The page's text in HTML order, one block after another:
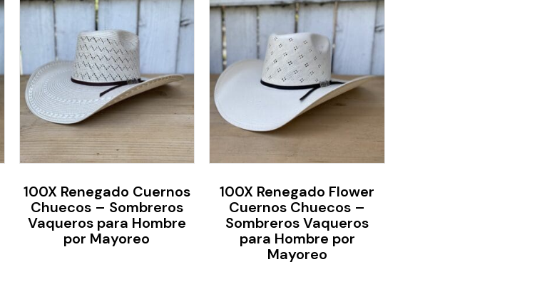
100X Renegado Cuernos
Chuecos – Sombreros
Vaqueros para Hombre
por Mayoreo
100X Renegado Flower
Cuernos Chuecos –
Sombreros Vaqueros
para Hombre por
Mayoreo